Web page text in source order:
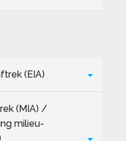
(EIA)
(MIA) /
milieu-